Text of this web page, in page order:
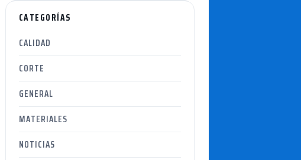
CATEGORÍAS
CALIDAD
CORTE
GENERAL
MATERIALES
NOTICIAS